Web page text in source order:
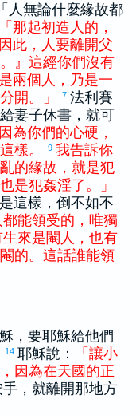
人無論什麼緣故都
「 那起初造 人 的 ，
因此 ， 人 要離開父
。 』 這經你們沒有
是兩個 人 ， 乃是一
分開 。 」 7 法利賽
妻子休書，就可
因為你們的心硬 ，
這樣。 9 我告訴你
的緣故 ， 就是犯
也是犯姦淫了 。 」
這樣，倒不如不
都能領受的 ， 唯獨
生來是閹人 ， 也有
閹的。 這話誰能領
，要耶穌給他們
14 耶穌說： 「 讓小
， 因為在天國 的正
，就離開那地方